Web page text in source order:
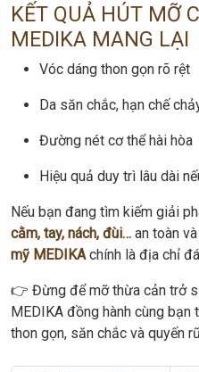
KẾT QUẢ HÚT MỠ
MEDIKA MANG LẠI
Vóc dáng thon gọn rõ rệt
Da săn chắc, hạn chế
Đường nét cơ thể hài hòa
Hiệu quả duy trì lâu dài
Nếu bạn đang tìm kiếm giải
cằm, tay, nách, đùi… an toàn
mỹ MEDIKAchính là địa chỉ
👉 Đừng để mỡ thừa cản trở
MEDIKA đồng hành cùng bạn
thon gọn, săn chắc và quyến